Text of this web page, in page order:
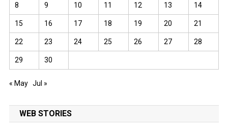
8 9 10 11 12 13 14
15 16 17 18 19 20 21
22 23 24 25 26 27 28
29 30
« May Jul »
WEB STORIES